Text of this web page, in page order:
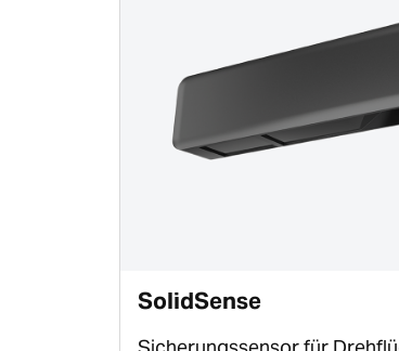
SolidSense